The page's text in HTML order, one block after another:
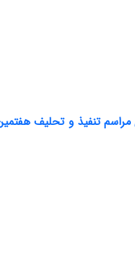
مراسم تنفیذ و تحلیف